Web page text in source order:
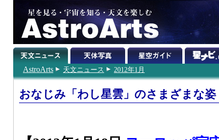
AstroArts 天文ニュース 2012年1月
おなじみ「わし星雲」のさまざまな姿